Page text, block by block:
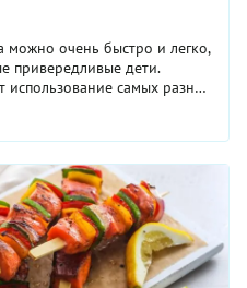
можно очень быстро и легко,
привередливые дети.
использование самых разных